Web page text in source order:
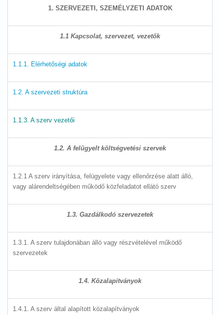
1. SZERVEZETI, SZEMÉLYZETI ADATOK
1.1 Kapcsolat, szervezet, vezetők
1.1.1. Elérhetőségi adatok
1.2. A szervezeti struktúra
1.1.3. A szerv vezetői
1.2. A felügyelt költségvetési szervek
1.2.1 A szerv irányítása, felügyelete vagy ellenőrzése alatt álló,
vagy alárendeltségében működő közfeladatot ellátó szerv
1.3. Gazdálkodó szervezetek
1.3.1. A szerv tulajdonában álló vagy részvételével működő
szervezetek
1.4. Közalapítványok
1.4.1. A szerv által alapított közalapítványok